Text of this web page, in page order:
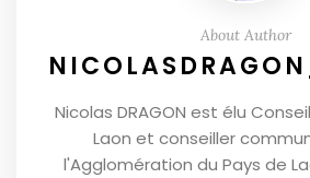
About Author
Nicolas DRAGON est élu
Laon et conseiller
l'Agglomération du Pays de